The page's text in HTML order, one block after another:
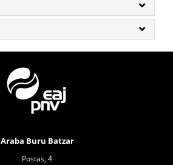
Araba Buru Batzar
Postas, 4